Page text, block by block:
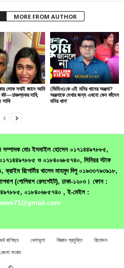
MORE FROM AUTHOR
লোক সবাই জানে আমি
দাবি,
(ভিডিও)কে এই মনির খানের অঞ্জনা?
অঞ্জনাকে দেখার জন্য এখনো কেন কাঁদেন
মনির খান!
সম্পাদক মোঃ ইসমাইল হোসেন ০১৭১৪৪৯৭৮৮৫,
ও ০১৮৪০৬৮৫৭৪০, সিনিয়র স্টাফ
ক্রাইম রিপোর্টার খালেদ মাহমুদ দিপু ০১৯৩৩৭৯৩৯১৮,
(গোপিবাগ রেলগেইট), ঢাকা-১২০৩। ফোন :
০১৮৪০৬৮৫৭৪০ , ই-মেইল :
বাণিজ্য খেলাধূলা বিজ্ঞান প্রযুক্তি
বিনোদন
জেলা সংবাদ